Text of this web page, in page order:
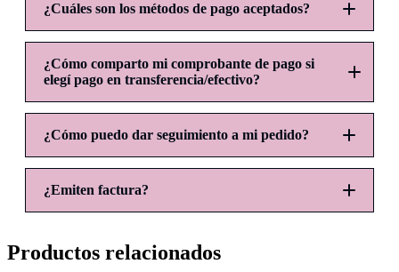
¿Cuáles son los métodos de pago aceptados?
¿Cómo comparto mi comprobante de pago si
elegí pago en transferencia/efectivo?
pagos@ohlaladicreations.com
ASUNTO:
CUERPO DEL CORREO:
¿Cómo puedo dar seguimiento a mi pedido?
¿Emiten factura?
Productos relacionados